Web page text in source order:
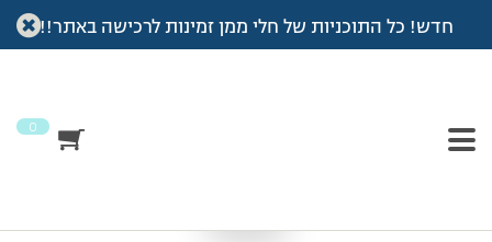
חדש! כל התוכניות של חלי ממן זמינות לרכישה באתר!!
0
עמוד הבית >מכתבי תודה>לא אפסיק להגיד…